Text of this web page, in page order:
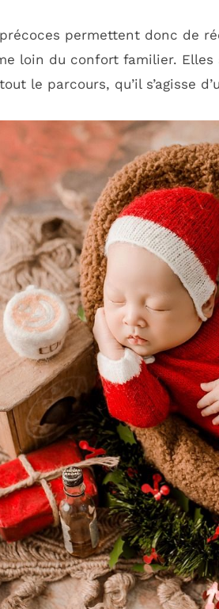
permettent donc de
loin du confort familier.
le parcours, qu’il s’agisse